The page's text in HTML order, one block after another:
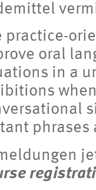
practice-
oral
in a
phrases